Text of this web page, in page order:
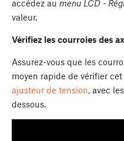
accédez au menu LCD -
valeur.
Vérifiez les courroies des
Assurez-vous que les
moyen rapide de vérifier
ajusteur de tension, avec
dessous.